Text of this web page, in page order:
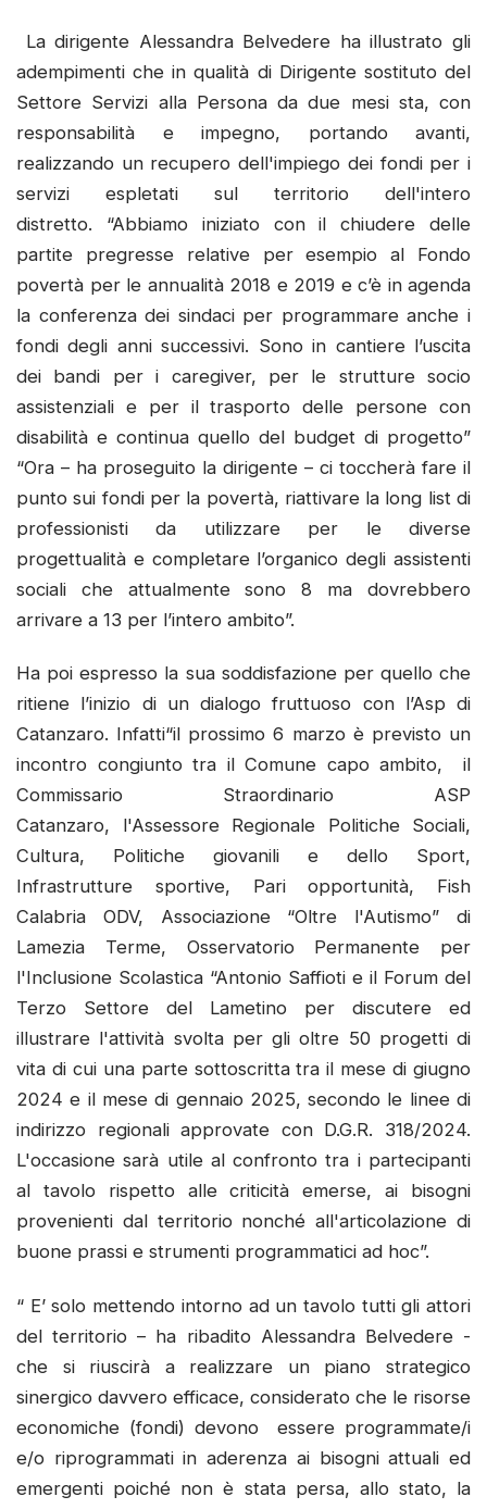
La dirigente Alessandra Belvedere ha illustrato gli
adempimenti che in qualità di Dirigente sostituto del
Settore Servizi alla Persona da due mesi sta, con
responsabilità e impegno, portando avanti,
realizzando un recupero dell'impiego dei fondi per i
servizi espletati sul territorio dell'intero
distretto. “Abbiamo iniziato con il chiudere delle
partite pregresse relative per esempio al Fondo
povertà per le annualità 2018 e 2019 e c’è in agenda
la conferenza dei sindaci per programmare anche i
fondi degli anni successivi. Sono in cantiere l’uscita
dei bandi per i caregiver, per le strutture socio
assistenziali e per il trasporto delle persone con
disabilità e continua quello del budget di progetto”
“Ora – ha proseguito la dirigente – ci toccherà fare il
punto sui fondi per la povertà, riattivare la long list di
professionisti da utilizzare per le diverse
progettualità e completare l’organico degli assistenti
sociali che attualmente sono 8 ma dovrebbero
arrivare a 13 per l’intero ambito”.
Ha poi espresso la sua soddisfazione per quello che
ritiene l’inizio di un dialogo fruttuoso con l’Asp di
Catanzaro. Infatti“il prossimo 6 marzo è previsto un
incontro congiunto tra il Comune capo ambito, il
Commissario Straordinario ASP
Catanzaro, l'Assessore Regionale Politiche Sociali,
Cultura, Politiche giovanili e dello Sport,
Infrastrutture sportive, Pari opportunità, Fish
Calabria ODV, Associazione “Oltre l'Autismo” di
Lamezia Terme, Osservatorio Permanente per
l'Inclusione Scolastica “Antonio Saffioti e il Forum del
Terzo Settore del Lametino per discutere ed
illustrare l'attività svolta per gli oltre 50 progetti di
vita di cui una parte sottoscritta tra il mese di giugno
2024 e il mese di gennaio 2025, secondo le linee di
indirizzo regionali approvate con D.G.R. 318/2024.
L'occasione sarà utile al confronto tra i partecipanti
al tavolo rispetto alle criticità emerse, ai bisogni
provenienti dal territorio nonché all'articolazione di
buone prassi e strumenti programmatici ad hoc”.
“ E’ solo mettendo intorno ad un tavolo tutti gli attori
del territorio – ha ribadito Alessandra Belvedere -
che si riuscirà a realizzare un piano strategico
sinergico davvero efficace, considerato che le risorse
economiche (fondi) devono essere programmate/i
e/o riprogrammati in aderenza ai bisogni attuali ed
emergenti poiché non è stata persa, allo stato, la